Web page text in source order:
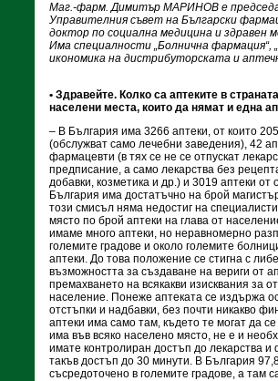
Маг.-фарм. Димитър МАРИНОВ е
Управителния съвет на Български
доктор по социална медицина и здравен
Има специалности „Болнична фармация“,
икономика на дистрибуторската и
• Здравейте. Колко са аптеките в
населени места, които да нямат и една
– В България има 3266 аптеки, от които
(обслужват само лечебни заведения), 42
фармацевти (в тях се не се отпускат
предписание, а само лекарства без
добавки, козметика и др.) и 3019 аптеки от
България има достатъчно на брой
този смисъл няма недостиг на
място по брой аптеки на глава от
имаме много аптеки, но неравномерно
големите градове и около големите
аптеки. До това положение се стигна с
възможността за създаване на вериги от
премахването на всякакви изисквания за
население. Понеже аптеката се издържа
отстъпки и надбавки, без почти никакво
аптеки има само там, където те могат да
има във всяко населено място, не е и
имате контролиран достъп до лекарства
такъв достъп до 30 минути. В България
съсредоточено в големите градове, а там